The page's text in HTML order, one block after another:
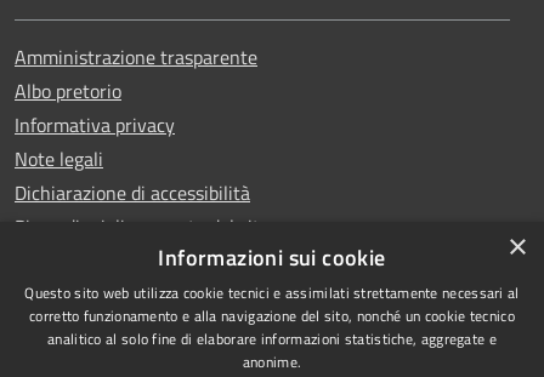
Amministrazione trasparente
Albo pretorio
Informativa privacy
Note legali
Dichiarazione di accessibilità
Piano di miglioramento del sito
RSS
Copyright © 2026 • Comune di
×
Informazioni sui cookie
Questo sito web utilizza cookie tecnici e assimilati strettamente necessari al
corretto funzionamento e alla navigazione del sito, nonché un cookie tecnico
analitico al solo fine di elaborare informazioni statistiche, aggregate e
anonime.